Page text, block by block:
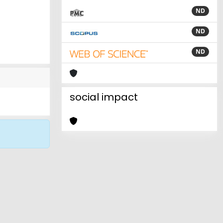
ND
ND
ND
social impact